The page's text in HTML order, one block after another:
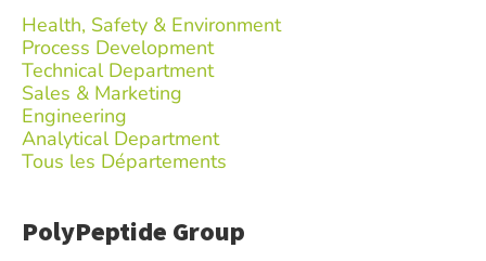
Health, Safety & Environment
Process Development
Technical Department
Sales & Marketing
Engineering
Analytical Department
Tous les Départements
PolyPeptide Group